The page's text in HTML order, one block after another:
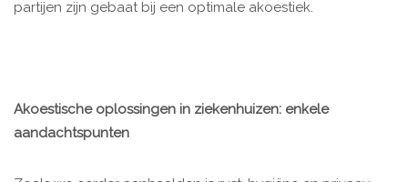
partijen zijn gebaat bij een optimale akoestiek.
Akoestische oplossingen in ziekenhuizen: enkele
aandachtspunten